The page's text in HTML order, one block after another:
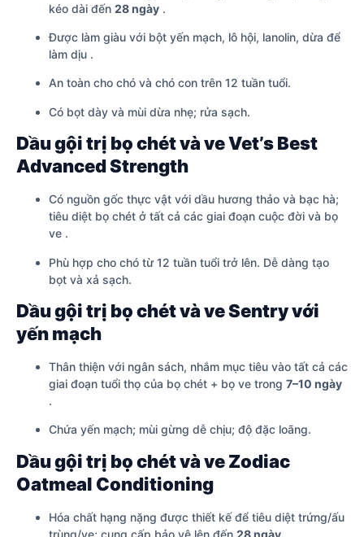
kéo dài đến 28 ngày .
Được làm giàu với bột yến mạch, lô hội, lanolin, dừa để
làm dịu .
An toàn cho chó và chó con trên 12 tuần tuổi.
Có bọt dày và mùi dừa nhẹ; rửa sạch.
Dầu gội trị bọ chét và ve Vet’s Best
Advanced Strength
Có nguồn gốc thực vật với dầu hương thảo và bạc hà;
tiêu diệt bọ chét ở tất cả các giai đoạn cuộc đời và bọ
ve .
Phù hợp cho chó từ 12 tuần tuổi trở lên. Dễ dàng tạo
bọt và xả sạch.
Dầu gội trị bọ chét và ve Sentry với
yến mạch
Thân thiện với ngân sách, nhắm mục tiêu vào tất cả các
giai đoạn tuổi thọ của bọ chét + bọ ve trong 7–10 ngày
.
Chứa yến mạch; mùi gừng dễ chịu; độ đặc loãng.
Dầu gội trị bọ chét và ve Zodiac
Oatmeal Conditioning
Hóa chất hạng nặng được thiết kế để tiêu diệt trứng/ấu
trùng/ve; cung cấp bảo vệ lên đến 28 ngày